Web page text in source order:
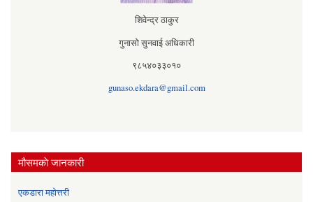
शिवेन्द्र ठाकुर
गुनासो सुनवाई अधिकारी
९८५४०३३०१०
gunaso.ekdara@gmail.com
मौसमकाे जानकारी
एकडारा महोत्तरी